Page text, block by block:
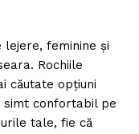
feminine și
Rochiile
căutate opțiuni
simt confortabil pe
tale, fie că